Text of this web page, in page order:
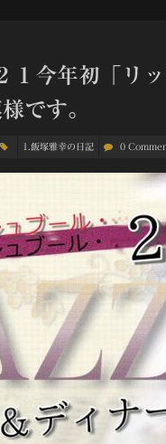
１今年初「リ
です。
1.飯塚雅幸の日記 0